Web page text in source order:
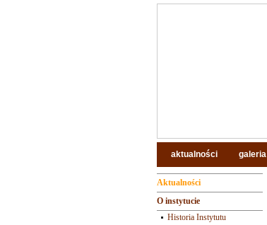
Aktualności
O instytucie
Historia Instytutu
aktualności galeria